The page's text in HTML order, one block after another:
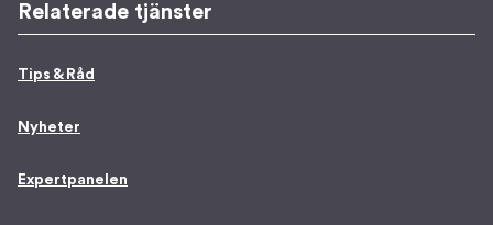
Relaterade tjänster
Tips & Råd
Nyheter
Expertpanelen